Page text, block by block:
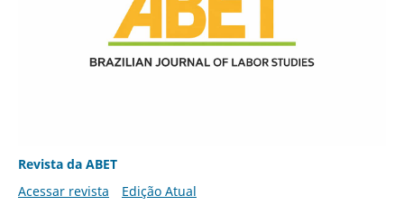
Revista da ABET
Acessar revista
Edição Atual